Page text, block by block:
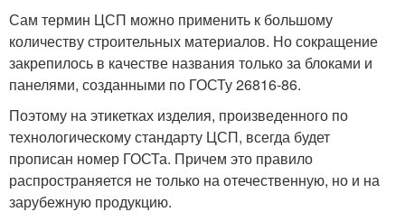
Сам термин ЦСП можно применить к большому
количеству строительных материалов. Но сокращение
закрепилось в качестве названия только за блоками и
панелями, созданными по ГОСТу 26816-86.
Поэтому на этикетках изделия, произведенного по
технологическому стандарту ЦСП, всегда будет
прописан номер ГОСТа. Причем это правило
распространяется не только на отечественную, но и на
зарубежную продукцию.